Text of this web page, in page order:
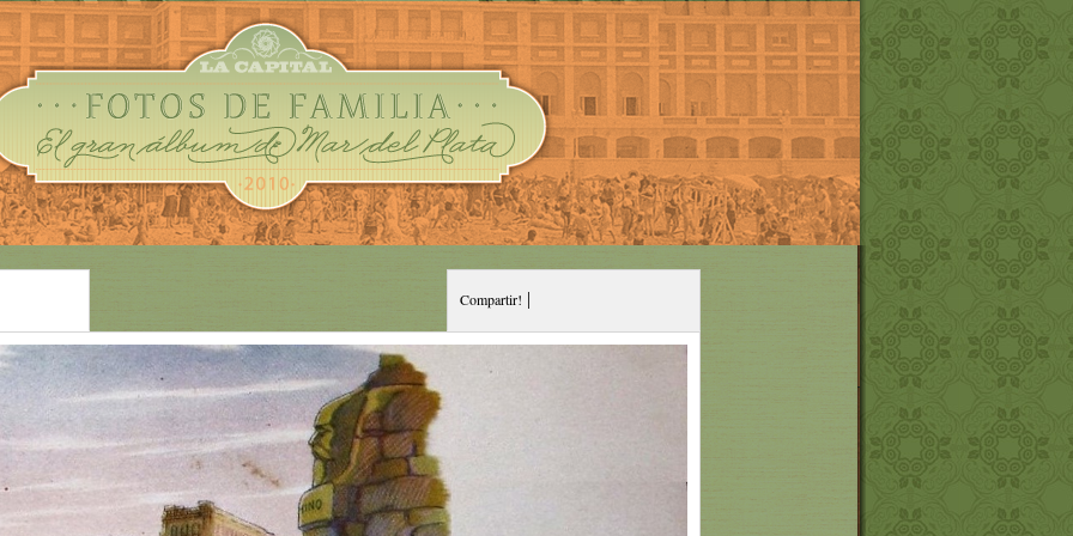
Compartir! |